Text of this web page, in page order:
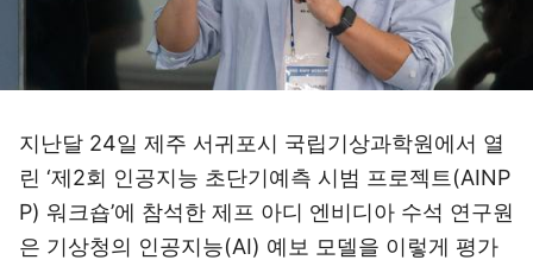
지난달 24일 제주 서귀포시 국립기상과학원에서 열
린 ‘제2회 인공지능 초단기예측 시범 프로젝트(AINP
P) 워크숍’에 참석한 제프 아디 엔비디아 수석 연구원
은 기상청의 인공지능(AI) 예보 모델을 이렇게 평가